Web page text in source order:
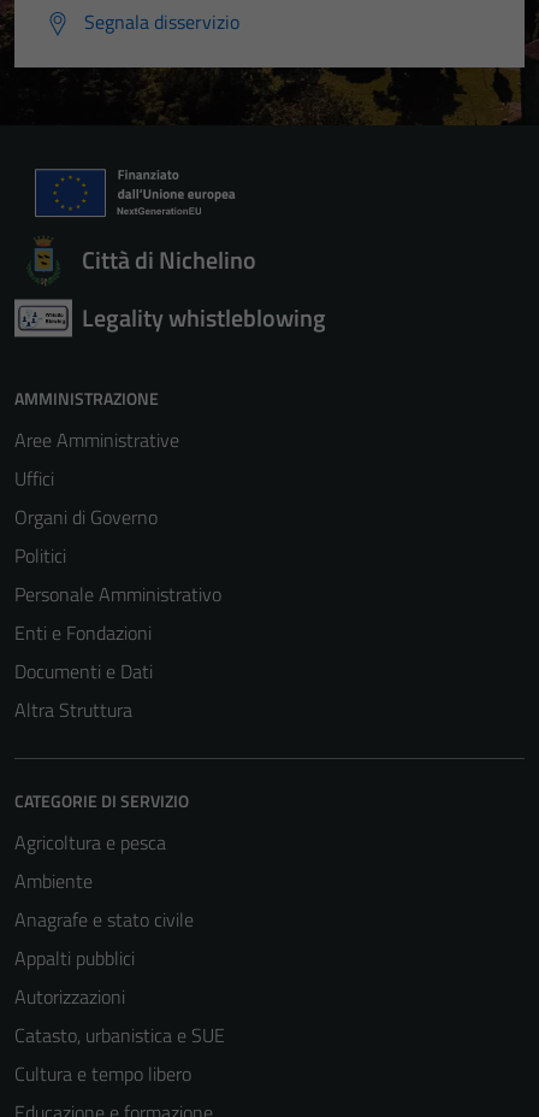
Segnala disservizio
Città di Nichelino
Legality whistleblowing
AMMINISTRAZIONE
Aree Amministrative
Uffici
Organi di Governo
Politici
Personale Amministrativo
Enti e Fondazioni
Documenti e Dati
Altra Struttura
CATEGORIE DI SERVIZIO
Agricoltura e pesca
Ambiente
Anagrafe e stato civile
Appalti pubblici
Autorizzazioni
Catasto, urbanistica e SUE
Cultura e tempo libero